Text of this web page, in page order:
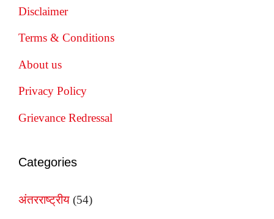
Disclaimer
Terms & Conditions
About us
Privacy Policy
Grievance Redressal
Categories
अंतरराष्ट्रीय (54)